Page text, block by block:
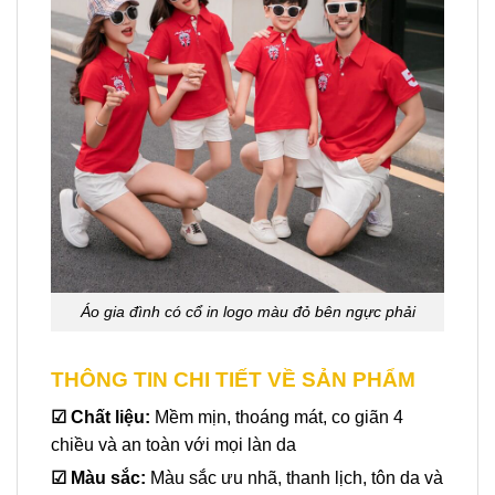
Áo gia đình có cổ in logo màu đỏ bên ngực phải
THÔNG TIN CHI TIẾT VỀ SẢN PHẨM
☑ Chất liệu: Mềm mịn, thoáng mát, co giãn 4
chiều và an toàn với mọi làn da
☑ Màu sắc: Màu sắc ưu nhã, thanh lịch, tôn da và